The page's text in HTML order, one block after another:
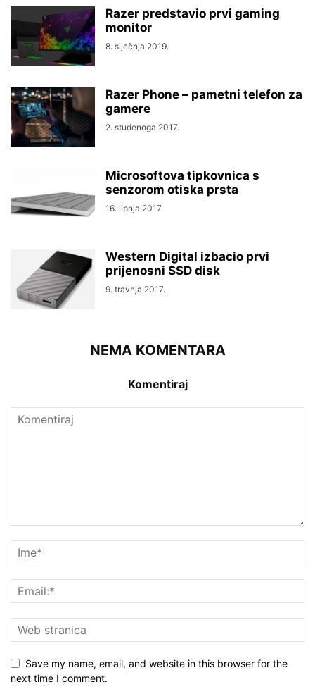
Razer predstavio prvi gaming
monitor
8. siječnja 2019.
Razer Phone – pametni telefon za
gamere
2. studenoga 2017.
Microsoftova tipkovnica s
senzorom otiska prsta
16. lipnja 2017.
Western Digital izbacio prvi
prijenosni SSD disk
9. travnja 2017.
NEMA KOMENTARA
Komentiraj
Save my name, email, and website in this browser for the
next time I comment.